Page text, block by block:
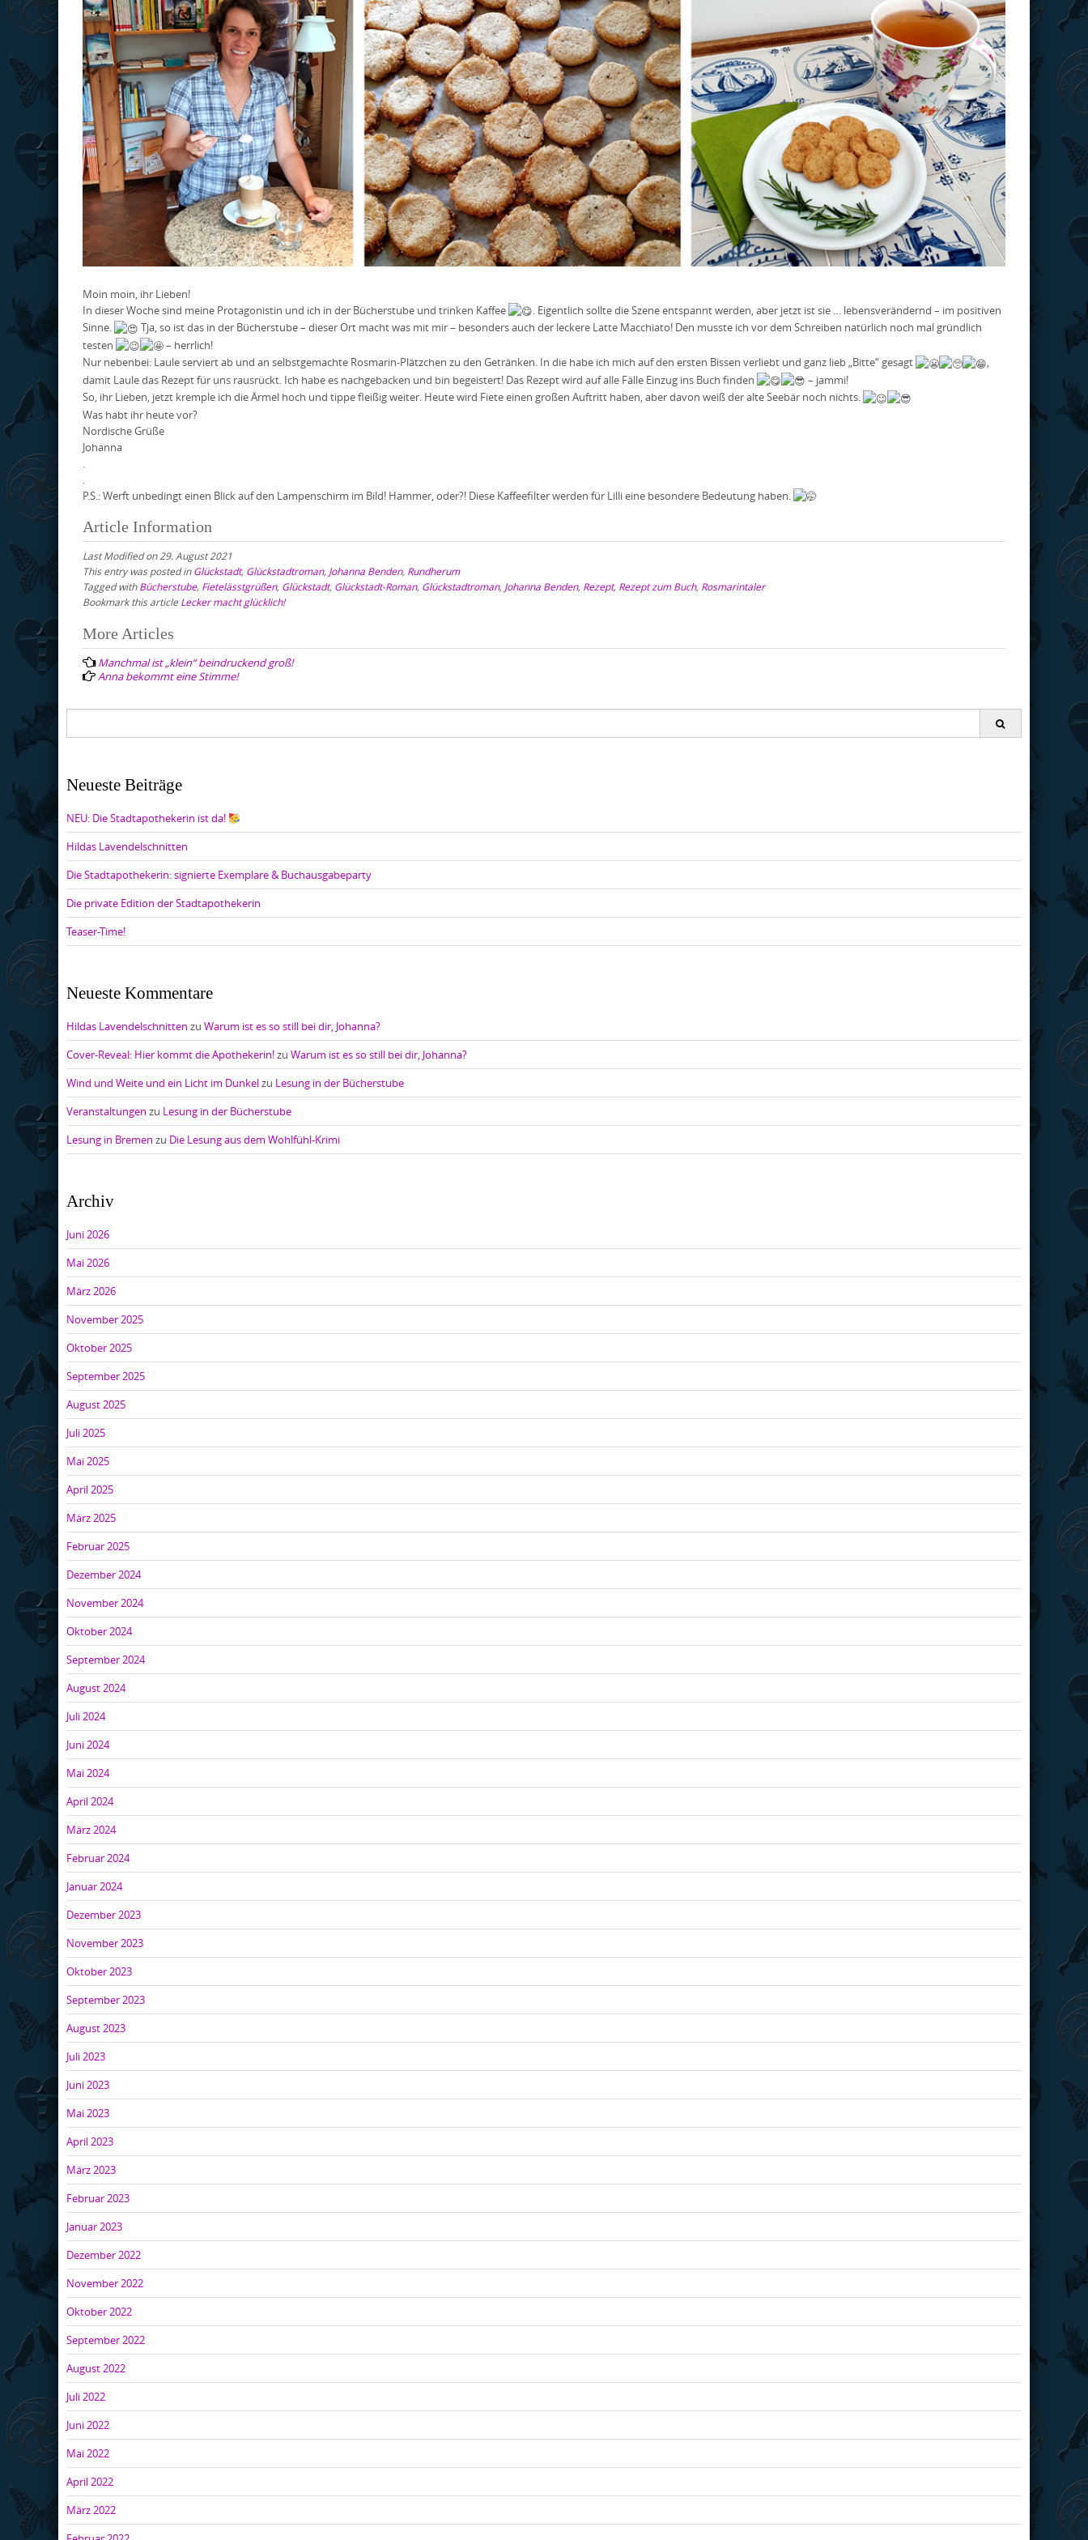
Moin moin, ihr Lieben!
In dieser Woche sind meine Protagonistin und ich in der Bücherstube und trinken Kaffee
. Eigentlich sollte die Szene entspannt werden, aber jetzt ist sie … lebensverändernd – im positiven
Sinne.
Tja, so ist das in der Bücherstube – dieser Ort macht was mit mir – besonders auch der leckere Latte Macchiato! Den musste ich vor dem Schreiben natürlich noch mal gründlich
testen
– herrlich!
Nur nebenbei: Laule serviert ab und an selbstgemachte Rosmarin-Plätzchen zu den Getränken. In die habe ich mich auf den ersten Bissen verliebt und ganz lieb „Bitte“ gesagt
,
damit Laule das Rezept für uns rausrückt. Ich habe es nachgebacken und bin begeistert! Das Rezept wird auf alle Fälle Einzug ins Buch finden
– jammi!
So, ihr Lieben, jetzt kremple ich die Ärmel hoch und tippe fleißig weiter. Heute wird Fiete einen großen Auftritt haben, aber davon weiß der alte Seebär noch nichts.
Was habt ihr heute vor?
Nordische Grüße
Johanna
P.S.: Werft unbedingt einen Blick auf den Lampenschirm im Bild! Hammer, oder?! Diese Kaffeefilter werden für Lilli eine besondere Bedeutung haben.
Article Information
Last Modified on 29. August 2021
This entry was posted inGlückstadt, Glückstadtroman, Johanna Benden, Rundherum
Tagged withBücherstube, Fietelässtgrüßen, Glückstadt, Glückstadt-Roman, Glückstadtroman, Johanna Benden, Rezept, Rezept zum Buch, Rosmarintaler
Bookmark this article Lecker macht glücklich!
Post
navigation
More Articles
Manchmal ist „klein“ beindruckend groß!
Anna bekommt eine Stimme!
Neueste Beiträge
NEU: Die Stadtapothekerin ist da!
Hildas Lavendelschnitten
Die Stadtapothekerin: signierte Exemplare & Buchausgabeparty
Die private Edition der Stadtapothekerin
Teaser-Time!
Neueste Kommentare
Hildas Lavendelschnitten zu Warum ist es so still bei dir, Johanna?
Cover-Reveal: Hier kommt die Apothekerin!zu Warum ist es so still bei dir, Johanna?
Wind und Weite und ein Licht im Dunkelzu Lesung in der Bücherstube
Veranstaltungen zu Lesung in der Bücherstube
Lesung in Bremen zu Die Lesung aus dem Wohlfühl-Krimi
Archiv
Juni 2026
Mai 2026
März 2026
November 2025
Oktober 2025
September 2025
August 2025
Juli 2025
Mai 2025
April 2025
März 2025
Februar 2025
Dezember 2024
November 2024
Oktober 2024
September 2024
August 2024
Juli 2024
Juni 2024
Mai 2024
April 2024
März 2024
Februar 2024
Januar 2024
Dezember 2023
November 2023
Oktober 2023
September 2023
August 2023
Juli 2023
Juni 2023
Mai 2023
April 2023
März 2023
Februar 2023
Januar 2023
Dezember 2022
November 2022
Oktober 2022
September 2022
August 2022
Juli 2022
Juni 2022
Mai 2022
April 2022
März 2022